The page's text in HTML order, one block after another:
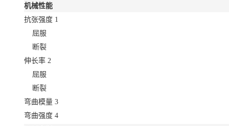
机械性能
抗张强度 1
屈服
断裂
伸长率 2
屈服
断裂
弯曲模量 3
弯曲强度 4